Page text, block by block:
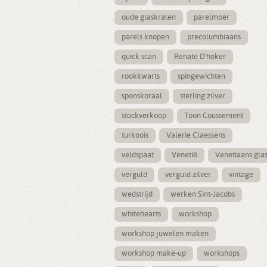
oude glaskralen parelmoer
parels knopen precolumbiaans
quick scan Renate D'hoker
rookkwarts spingewichten
sponskoraal sterling zilver
stockverkoop Toon Coussement
turkoois Valerie Claessens
veldspaat Venetië Venetiaans glas
verguld verguld zilver vintage
wedstrijd werken Sint-Jacobs
whitehearts workshop
workshop juwelen maken
workshop make-up workshops